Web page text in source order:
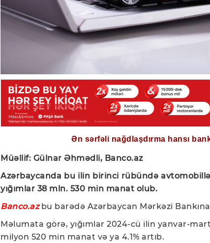
Ən sərfəli nağdlaşdırma hansı
Müəllif: Gülnar Əhmədli, Banco.az
Azərbaycanda bu ilin birinci rübündə
yığımlar 38 mln. 530 min manat olub.
Banco.azbu barədə Azərbaycan Mərkəzi
Məlumata görə, yığımlar 2024-cü ilin yanvar-
milyon 520 min manat və ya 4.1% artıb.